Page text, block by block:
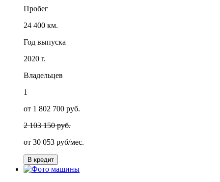
Пробег
24 400 км.
Год выпуска
2020 г.
Владельцев
1
от 1 802 700 руб.
2 103 150 руб.
от 30 053 руб/мес.
В кредит